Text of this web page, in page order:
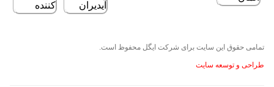
تمامی حقوق این سایت برای شرکت ایگل محفوظ است.
طراحی و توسعه سایت